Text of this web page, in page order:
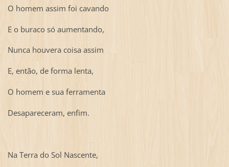
O homem assim foi cavando
E o buraco só aumentando,
Nunca houvera coisa assim
E, então, de forma lenta,
O homem e sua ferramenta
Desapareceram, enfim.
Na Terra do Sol Nascente,